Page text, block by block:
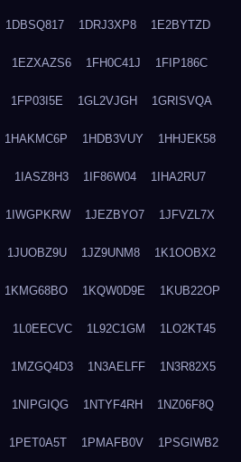
1DBSQ817 1DRJ3XP8 1E2BYTZD
1EZXAZS6 1FH0C41J 1FIP186C
1FP03I5E 1GL2VJGH 1GRISVQA
1HAKMC6P 1HDB3VUY 1HHJEK58
1IASZ8H3 1IF86W04 1IHA2RU7
1IWGPKRW 1JEZBYO7 1JFVZL7X
1JUOBZ9U 1JZ9UNM8 1K1OOBX2
1KMG68BO 1KQW0D9E 1KUB22OP
1L0EECVC 1L92C1GM 1LO2KT45
1MZGQ4D3 1N3AELFF 1N3R82X5
1NIPGIQG 1NTYF4RH 1NZ06F8Q
1PET0A5T 1PMAFB0V 1PSGIWB2